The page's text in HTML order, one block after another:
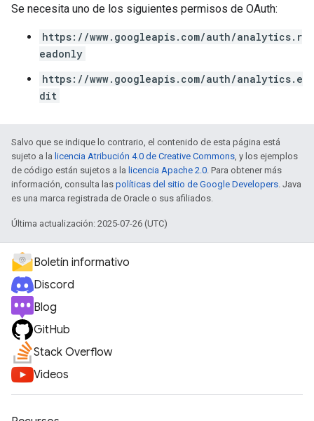
Se necesita uno de los siguientes permisos de OAuth:
https://www.googleapis.com/auth/analytics.r
eadonly
https://www.googleapis.com/auth/analytics.e
dit
Salvo que se indique lo contrario, el contenido de esta página está
sujeto a la licencia Atribución 4.0 de Creative Commons, y los ejemplos
de código están sujetos a la licencia Apache 2.0. Para obtener más
información, consulta las políticas del sitio de Google Developers. Java
es una marca registrada de Oracle o sus afiliados.
Última actualización: 2025-07-26 (UTC)
Boletín informativo
Discord
Blog
GitHub
Stack Overflow
Videos